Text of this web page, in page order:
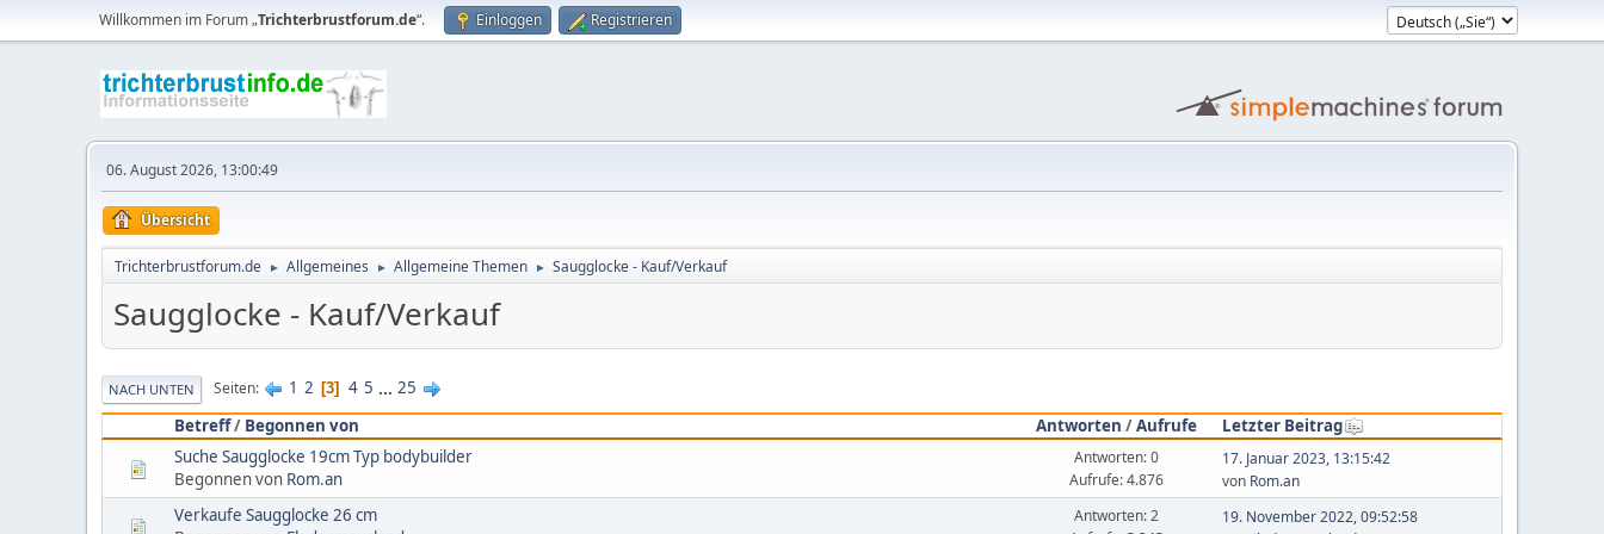
Willkommen im Forum „Trichterbrustforum.de“. Einloggen Registrieren
06. August 2026, 13:00:49
Übersicht
Trichterbrustforum.de ► Allgemeines ► Allgemeine Themen ► Saugglocke - Kauf/Verkauf
Saugglocke - Kauf/Verkauf
NACH UNTEN Seiten 1 2 3 4 5 ... 25
Betreff/ Begonnen von Antworten /Aufrufe
Letzter Beitrag
Suche Saugglocke 19cm Typ bodybuilder
Begonnen von Rom.an
Antworten: 0
Aufrufe: 4.876
17. Januar 2023, 13:15:42
von Rom.an
Verkaufe Saugglocke 26 cm
Antworten: 2
19. November 2022, 09:52:58